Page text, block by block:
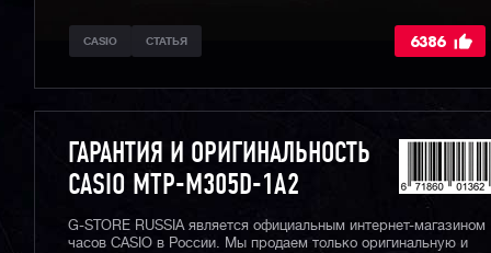
CASIO СТАТЬЯ 6386
ГАРАНТИЯ И ОРИГИНАЛЬНОСТЬ
CASIO MTP-M305D-1A2
G-STORE RUSSIA является официальным интернет-магазином
часов CASIO в России. Мы продаем только оригинальную и